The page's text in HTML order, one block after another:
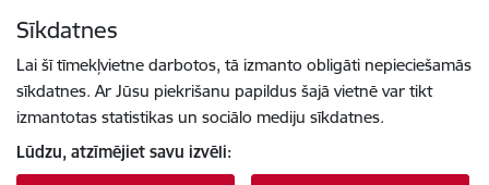
Sīkdatnes
Lai šī tīmekļvietne darbotos, tā izmanto obligāti nepieciešamās
sīkdatnes. Ar Jūsu piekrišanu papildus šajā vietnē var tikt
izmantotas statistikas un sociālo mediju sīkdatnes.
Lūdzu, atzīmējiet savu izvēli: